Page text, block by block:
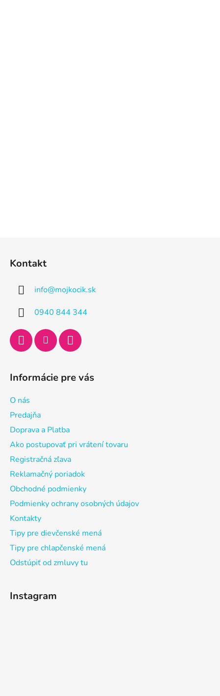
Kontakt
info@mojkocik.sk
0940 844 344
Informácie pre vás
O nás
Predajňa
Doprava a Platba
Ako postupovať pri vrátení tovaru
Registračná zľava
Reklamačný poriadok
Obchodné podmienky
Podmienky ochrany osobných údajov
Kontakty
Tipy pre dievčenské mená
Tipy pre chlapčenské mená
Odstúpiť od zmluvy tu
Instagram